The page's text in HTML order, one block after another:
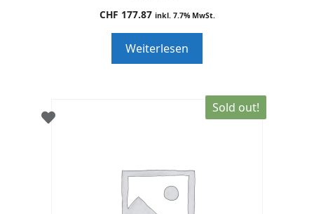
0
o
o
f
5
CHF 177.87 inkl. 7.7% MwSt.
Weiterlesen
Sold out!